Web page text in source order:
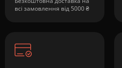
всі замовлення від 5000 ₴